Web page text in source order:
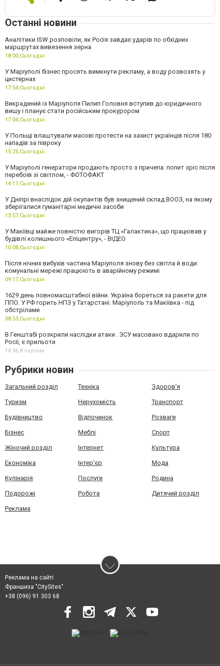
Останні новини
Аналітики ISW розповіли, як Росія завдає ударів по обхідних
маршрутах вивезення зерна
18:00,Сьогодні
У Маріуполі бізнес просять вимкнути рекламу, а воду розвозять у
цистернах
17:54,Сьогодні
Викрадений із Маріуполя Пилип Головня вступив до юридичного
вишу і планує стати російським прокурором
17:04,Сьогодні
У Польщі влаштували масові протести на захист українців після 180
нападів за півроку
15:25,Сьогодні
У Маріуполі генератори продають просто з причепа: попит зріс після
перебоїв зі світлом, - ФОТОФАКТ
14:17,Сьогодні
У Дніпрі внаслідок дій окупантів був знищений склад ВООЗ, на якому
зберігалися гуманітарні медичні засоби
13:57,Сьогодні
У Макіївці майже повністю вигорів ТЦ «Галактика», що працював у
будівлі колишнього «Епіцентру», - ВІДЕО
10:08,Сьогодні
Після нічних вибухів частина Маріуполя знову без світла й води:
комунальні мережі працюють в аварійному режимі
09:17,Сьогодні
1629 день повномасштабної війни. Україна бореться за ракети для
ППО. У РФ горить НПЗ у Татарстані. Маріуполь та Макіївка - під
обстрілами
08:53,Сьогодні
В Генштабі розкрили наслідки атаки . ЗСУ масовано вдарили по
Росії, є прильоти
14:56,8 серпня
Рубрики новин
Загальний розділ Техніка Здоров'я
Туризм Нерухомість Транспорт
Будівництво Відпочинок Розваги
Бізнес Меблі Спорт
Жіночий розділ Інтернет Культура
Економіка Інтер'єр Мода
Кулінарія Послуги Родина
Подорожі Робота Дитячий розділ
Реклама
Реклама на сайті
Франшиза "CitySites"
+38 (096) 91 303 68